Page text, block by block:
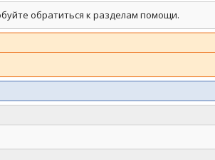
обратиться к разделам помощи.